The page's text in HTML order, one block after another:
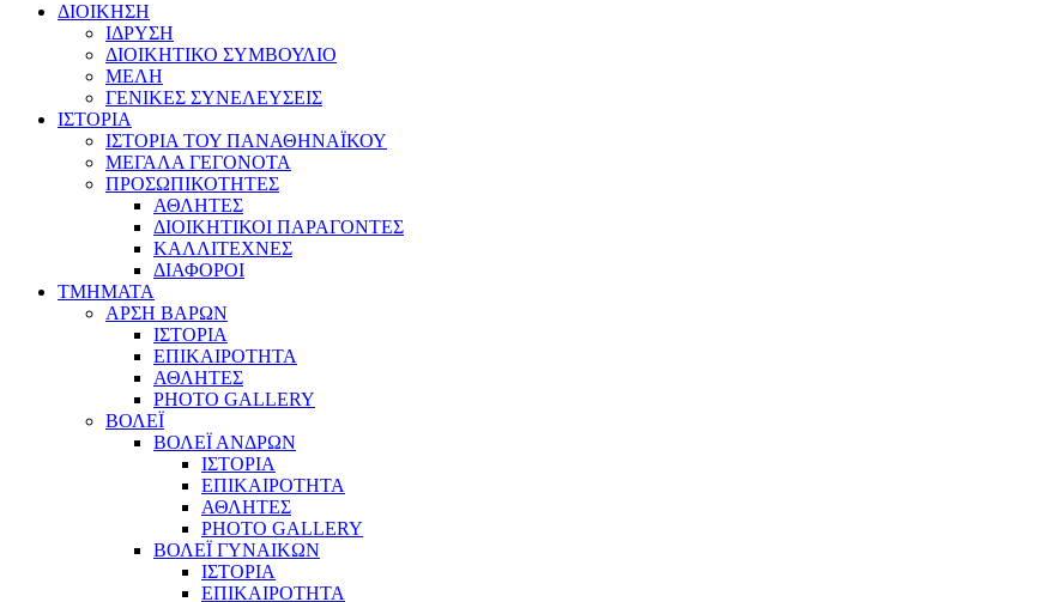
ΔΙΟΙΚΗΣΗ
ΙΔΡΥΣΗ
ΔΙΟΙΚΗΤΙΚΟ ΣΥΜΒΟΥΛΙΟ
ΜΕΛΗ
ΓΕΝΙΚΕΣ ΣΥΝΕΛΕΥΣΕΙΣ
ΙΣΤΟΡΙΑ
ΙΣΤΟΡΙΑ ΤΟΥ ΠΑΝΑΘΗΝΑΪΚΟΥ
ΜΕΓΑΛΑ ΓΕΓΟΝΟΤΑ
ΠΡΟΣΩΠΙΚΟΤΗΤΕΣ
ΑΘΛΗΤΕΣ
ΔΙΟΙΚΗΤΙΚΟΙ ΠΑΡΑΓΟΝΤΕΣ
ΚΑΛΛΙΤΕΧΝΕΣ
ΔΙΑΦΟΡΟΙ
ΤΜΗΜΑΤΑ
ΑΡΣΗ ΒΑΡΩΝ
ΙΣΤΟΡΙΑ
ΕΠΙΚΑΙΡΟΤΗΤΑ
ΑΘΛΗΤΕΣ
PHOTO GALLERY
ΒΟΛΕΪ
ΒΟΛΕΪ ΑΝΔΡΩΝ
ΙΣΤΟΡΙΑ
ΕΠΙΚΑΙΡΟΤΗΤΑ
ΑΘΛΗΤΕΣ
PHOTO GALLERY
ΒΟΛΕΪ ΓΥΝΑΙΚΩΝ
ΙΣΤΟΡΙΑ
ΕΠΙΚΑΙΡΟΤΗΤΑ